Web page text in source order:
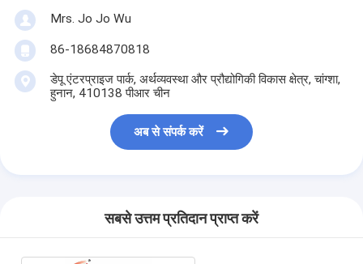
Mrs. Jo Jo Wu
86-18684870818
डेपू एंटरप्राइज पार्क, अर्थव्यवस्था और प्रौद्योगिकी विकास क्षेत्र, चांग्शा,
हुनान, 410138 पीआर चीन
अब से संपर्क करें
सबसे उत्तम प्रतिदान प्राप्त करें